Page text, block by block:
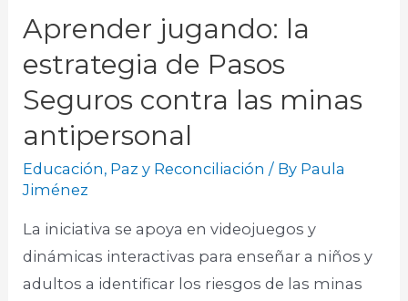
Aprender jugando: la
estrategia de Pasos
Seguros contra las minas
antipersonal
Educación, Paz y Reconciliación / By Paula
Jiménez
La iniciativa se apoya en videojuegos y
dinámicas interactivas para enseñar a niños y
adultos a identificar los riesgos de las minas